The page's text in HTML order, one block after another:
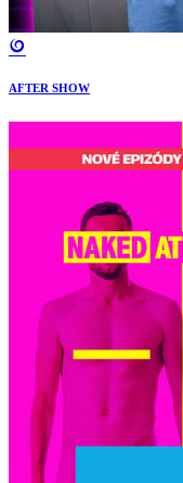
AFTER SHOW